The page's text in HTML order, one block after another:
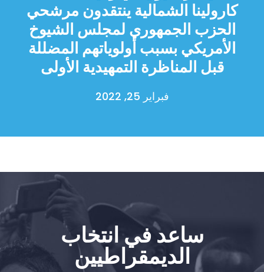
Vote
تبرع
كارولينا الشمالية ينتقدون مرشحي
الحزب الجمهوري لمجلس الشيوخ
الأمريكي بسبب أولوياتهم المضللة
قبل المناظرة التمهيدية الأولى
فبراير 25, 2022
ساعد في انتخاب
الديمقراطيين